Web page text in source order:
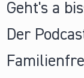
Geht's a
Der